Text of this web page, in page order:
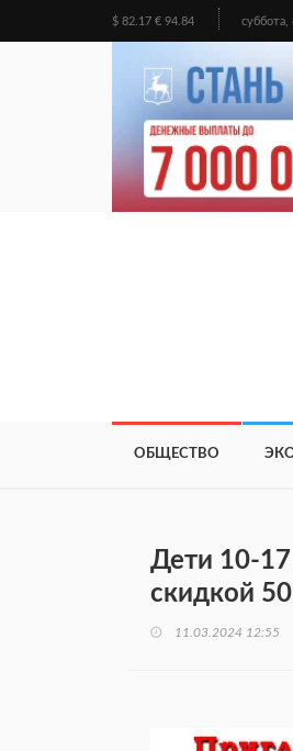
$ 82.17 € 94.84 суббота,
ОБЩЕСТВО
Дети 10-17
скидкой
11.03.2024 12:55